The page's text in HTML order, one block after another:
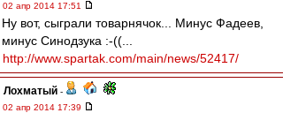
02 апр 2014 17:51
Ну вот, сыграли товарнячок... Минус Фадеев,
минус Синодзука :-((...
http://www.spartak.com/main/news/52417/
Лохматый -
02 апр 2014 17:39